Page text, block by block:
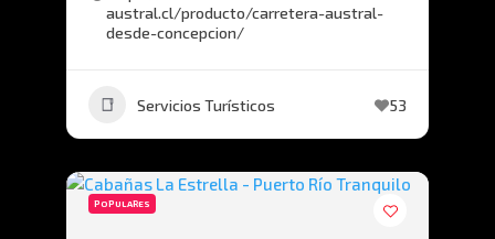
austral.cl/producto/carretera-austral-
desde-concepcion/
Servicios Turísticos 53
POPULARES